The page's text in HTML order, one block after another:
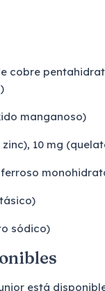
cobre
manganoso)
zinc), 10 mg
sódico)
está